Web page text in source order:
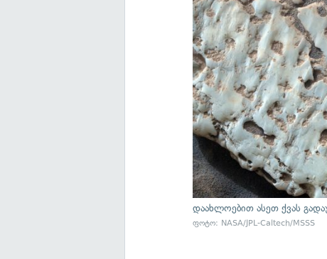
დაახლოებით ასეთ ქვას
ფოტო: NASA/JPL-Caltech/MSSS